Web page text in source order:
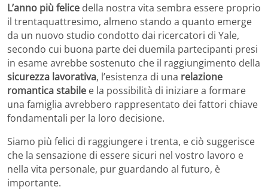
L’anno più felice della nostra vita sembra essere proprio
il trentaquattresimo, almeno stando a quanto emerge
da un nuovo studio condotto dai ricercatori di Yale,
secondo cui buona parte dei duemila partecipanti presi
in esame avrebbe sostenuto che il raggiungimento della
sicurezza lavorativa, l’esistenza di una relazione
romantica stabile e la possibilità di iniziare a formare
una famiglia avrebbero rappresentato dei fattori chiave
fondamentali per la loro decisione.
Siamo più felici di raggiungere i trenta, e ciò suggerisce
che la sensazione di essere sicuri nel vostro lavoro e
nella vita personale, pur guardando al futuro, è
importante.